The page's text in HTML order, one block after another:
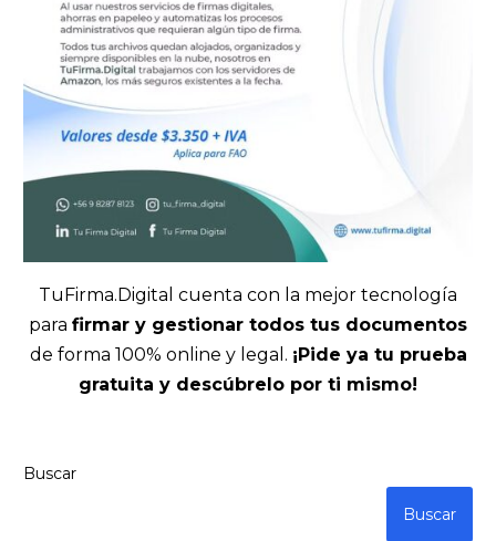
TuFirma.Digital cuenta con la mejor tecnología
para firmar y gestionar todos tus documentos
de forma 100% online y legal. ¡Pide ya tu prueba
gratuita y descúbrelo por ti mismo!
Buscar
Buscar